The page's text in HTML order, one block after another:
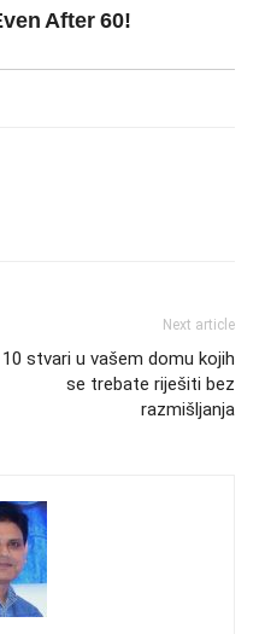
Next article
10 stvari u vašem domu kojih
se trebate riješiti bez
razmišljanja